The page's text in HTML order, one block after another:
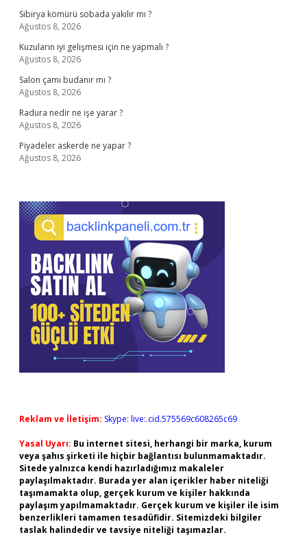
Sibirya kömürü sobada yakılır mı ?
Ağustos 8, 2026
Kuzuların iyi gelişmesi için ne yapmalı ?
Ağustos 8, 2026
Salon çamı budanır mı ?
Ağustos 8, 2026
Radura nedir ne işe yarar ?
Ağustos 8, 2026
Piyadeler askerde ne yapar ?
Ağustos 8, 2026
Reklam ve İletişim: Skype: live:.cid.575569c608265c69
Yasal Uyarı: Bu internet sitesi, herhangi bir marka, kurum
veya şahıs şirketi ile hiçbir bağlantısı bulunmamaktadır.
Sitede yalnızca kendi hazırladığımız makaleler
paylaşılmaktadır. Burada yer alan içerikler haber niteliği
taşımamakta olup, gerçek kurum ve kişiler hakkında
paylaşım yapılmamaktadır. Gerçek kurum ve kişiler ile isim
benzerlikleri tamamen tesadüfidir. Sitemizdeki bilgiler
taslak halindedir ve tavsiye niteliği taşımazlar.